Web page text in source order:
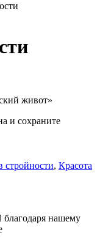
живот»
и сохраните
стройности, Красота
нашему